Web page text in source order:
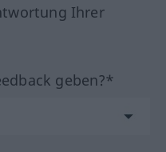
Ihrer
geben?*